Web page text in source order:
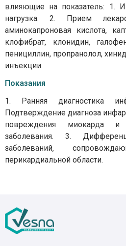
влияющие на показатель: 1.
нагрузка. 2. Прием
аминокапроновая кислота,
клофибрат, клонидин,
пенициллин, пропранолол,
инъекции.
Показания
1. Ранняя диагностика
Подтверждение диагноза
повреждения миокарда и
заболевания. 3.
заболеваний,
перикардиальной области.